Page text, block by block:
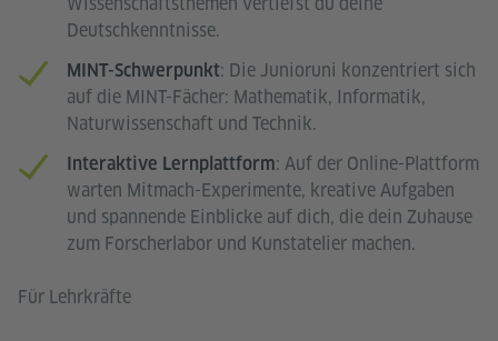
Deutschkenntnisse.
MINT-Schwerpunkt: Die Junioruni konzentriert sich
auf die MINT-Fächer: Mathematik, Informatik,
Naturwissenschaft und Technik.
Interaktive Lernplattform: Auf der Online-Plattform
warten Mitmach-Experimente, kreative Aufgaben
und spannende Einblicke auf dich, die dein Zuhause
zum Forscherlabor und Kunstatelier machen.
Für Lehrkräfte